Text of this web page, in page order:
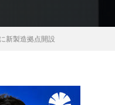
新製造拠点開設